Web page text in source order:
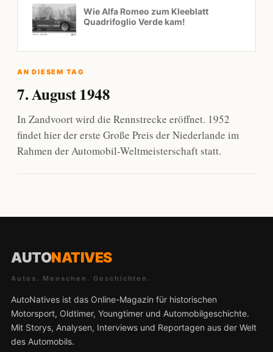
Wie Alfa Romeo zum Kleeblatt
Quadrifoglio Verde kam!
AN DIESEM TAG
7. August 1948
In Zandvoort wird die Rennstrecke eröffnet. 1952
findet hier der erste Große Preis der Niederlande im
Rahmen der Automobil-Weltmeisterschaft statt.
AUTONATIVES
Autos. Menschen. Geschichten.
AutoNatives ist das Online-Magazin für historischen
Motorsport, Oldtimer, Youngtimer und Automobilgeschichte.
Mit Storys, Analysen, Interviews und Reportagen aus der Welt
des Automobils.